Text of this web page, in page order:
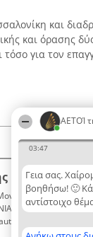
ΑΕΤΟΊ
03:47
Γεια σας.
βοηθήσω! 🙂
αντίστοιχο
και
και όρασης
για τον
κατάταξης
ΙΚΕ
2104128019